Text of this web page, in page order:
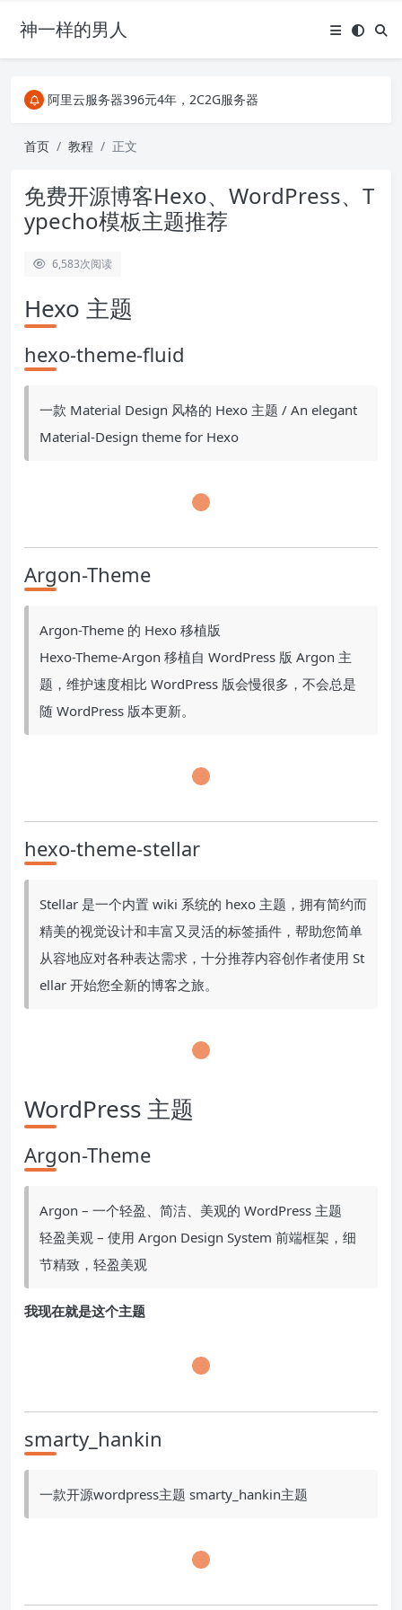
神一样的男人
阿里云服务器396元4年，2C2G服务器
关注Telegram频道有新消息第一时间推送
阿里云服务器396元4年，2C2G服务器
首页 教程 正文
免费开源博客Hexo、WordPress、T
ypecho模板主题推荐
6,583次阅读
Hexo 主题
hexo-theme-fluid
一款 Material Design 风格的 Hexo 主题 / An elegant
Material-Design theme for Hexo
Argon-Theme
Argon-Theme 的 Hexo 移植版
Hexo-Theme-Argon 移植自 WordPress 版 Argon 主
题，维护速度相比 WordPress 版会慢很多，不会总是
随 WordPress 版本更新。
hexo-theme-stellar
Stellar 是一个内置 wiki 系统的 hexo 主题，拥有简约而
精美的视觉设计和丰富又灵活的标签插件，帮助您简单
从容地应对各种表达需求，十分推荐内容创作者使用 St
ellar 开始您全新的博客之旅。
WordPress 主题
Argon-Theme
Argon – 一个轻盈、简洁、美观的 WordPress 主题
轻盈美观 – 使用 Argon Design System 前端框架，细
节精致，轻盈美观
我现在就是这个主题
smarty_hankin
一款开源wordpress主题 smarty_hankin主题